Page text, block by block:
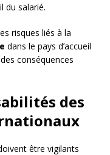
du salarié.
risques liés à la
dans le pays d’accueil
conséquences
des
être vigilants